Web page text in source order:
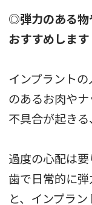
◎弾力のある物
おすすめします
インプラント
のあるお肉や
不具合が起きる
過度の心配は
歯で日常的に
と、インプラ